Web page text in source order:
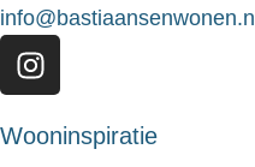
info@bastiaansenwonen.nl
Wooninspiratie